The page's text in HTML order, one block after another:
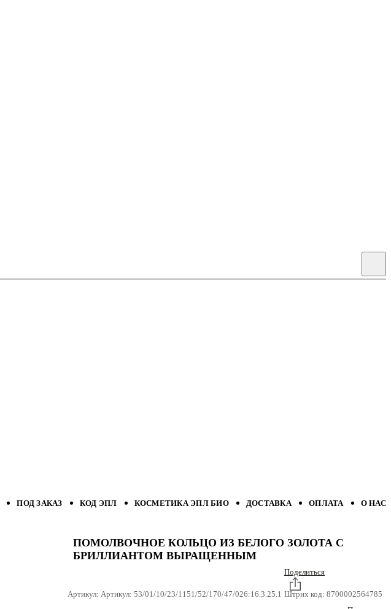
ПОД ЗАКАЗ КОД ЭПЛ КОСМЕТИКА ЭПЛ БИО ДОСТАВКА ОПЛАТА О НАС
ПОМОЛВОЧНОЕ КОЛЬЦО ИЗ БЕЛОГО ЗОЛОТА С
БРИЛЛИАНТОМ ВЫРАЩЕННЫМ
Артикул: Артикул: 53/01/10/23/1151/52/170/47/026:16.3.25.1
Поделиться
Штрих код: 8700002564785